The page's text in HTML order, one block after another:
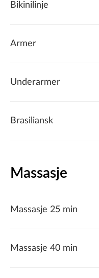
Bikinilinje
Armer
Underarmer
Brasiliansk
Massasje
Massasje 25 min
Massasje 40 min